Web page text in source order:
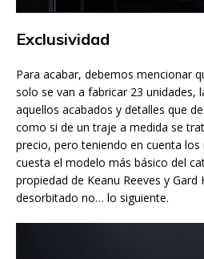
Exclusividad
Para acabar, debemos mencionar
solo se van a fabricar 23 unidades,
aquellos acabados y detalles que
como si de un traje a medida se
precio, pero teniendo en cuenta los
cuesta el modelo más básico del
propiedad de Keanu Reeves y Gard
desorbitado no… lo siguiente.